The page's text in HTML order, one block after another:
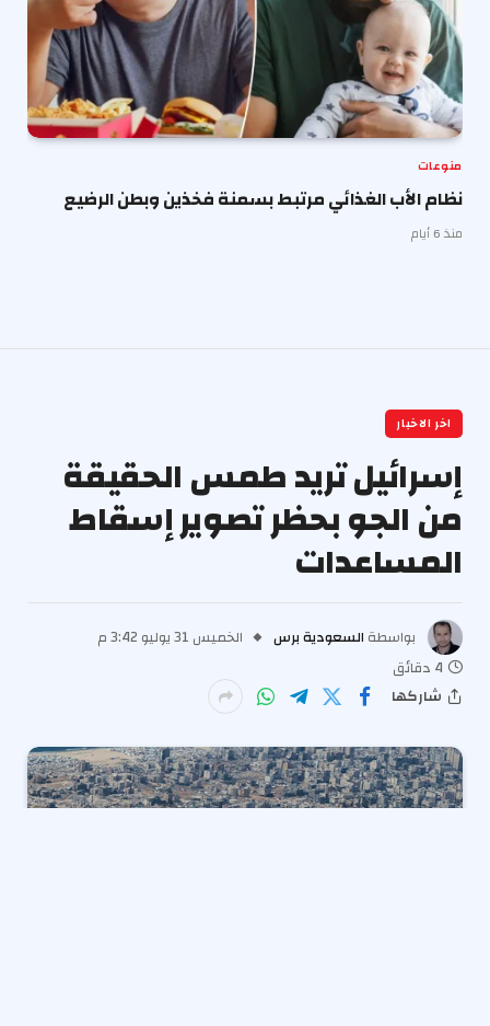
منوعات
نظام الأب الغذائي مرتبط بسمنة فخذين وبطن الرضيع
منذ 6 أيام
اخر الاخبار
إسرائيل تريد طمس الحقيقة
من الجو بحظر تصوير إسقاط
المساعدات
بواسطة السعودية برس
الخميس 31 يوليو 3:42 م
4 دقائق
شاركها